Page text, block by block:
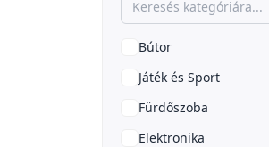
Bútor
Játék és Sport
Fürdőszoba
Elektronika